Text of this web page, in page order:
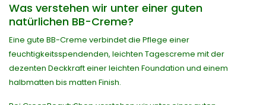
Was verstehen wir unter einer guten
natürlichen BB-Creme?
Eine gute BB-Creme verbindet die Pflege einer
feuchtigkeitsspendenden, leichten Tagescreme mit der
dezenten Deckkraft einer leichten Foundation und einem
halbmatten bis matten Finish.